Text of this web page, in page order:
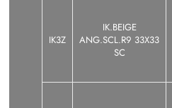
IK3Z
IK.BEIGE
ANG.SCL.R9 33X33
SC